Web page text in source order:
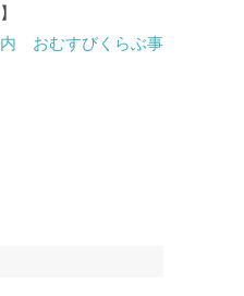
内 おむすびくらぶ事